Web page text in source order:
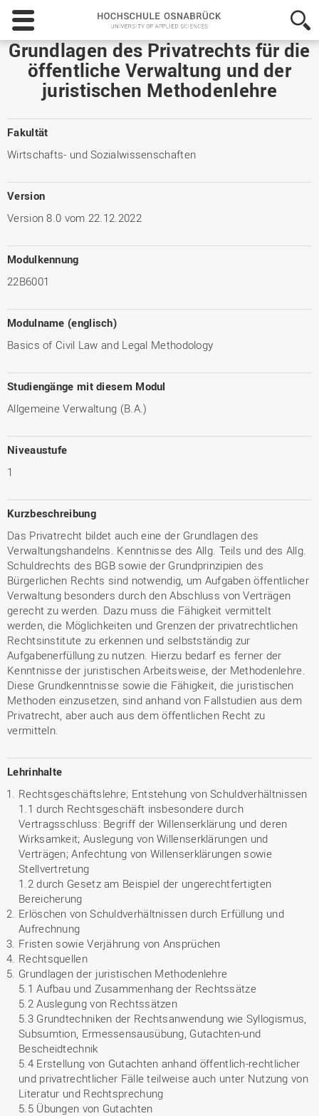
Hochschule
Osnabrück
-
University
of
Applied
Sciences
Grundlagen des Privatrechts für die
öffentliche Verwaltung und der
juristischen Methodenlehre
Fakultät
Wirtschafts- und Sozialwissenschaften
Version
Version 8.0 vom 22.12.2022
Modulkennung
22B6001
Modulname (englisch)
Basics of Civil Law and Legal Methodology
Studiengänge mit diesem Modul
Allgemeine Verwaltung (B.A.)
Niveaustufe
1
Kurzbeschreibung
Das Privatrecht bildet auch eine der Grundlagen des
Verwaltungshandelns. Kenntnisse des Allg. Teils und des Allg.
Schuldrechts des BGB sowie der Grundprinzipien des
Bürgerlichen Rechts sind notwendig, um Aufgaben öffentlicher
Verwaltung besonders durch den Abschluss von Verträgen
gerecht zu werden. Dazu muss die Fähigkeit vermittelt
werden, die Möglichkeiten und Grenzen der privatrechtlichen
Rechtsinstitute zu erkennen und selbstständig zur
Aufgabenerfüllung zu nutzen. Hierzu bedarf es ferner der
Kenntnisse der juristischen Arbeitsweise, der Methodenlehre.
Diese Grundkenntnisse sowie die Fähigkeit, die juristischen
Methoden einzusetzen, sind anhand von Fallstudien aus dem
Privatrecht, aber auch aus dem öffentlichen Recht zu
vermitteln.
Lehrinhalte
Rechtsgeschäftslehre; Entstehung von Schuldverhältnissen
1.1 durch Rechtsgeschäft insbesondere durch
Vertragsschluss: Begriff der Willenserklärung und deren
Wirksamkeit; Auslegung von Willenserklärungen und
Verträgen; Anfechtung von Willenserklärungen sowie
Stellvertretung
1.2 durch Gesetz am Beispiel der ungerechtfertigten
Bereicherung
Erlöschen von Schuldverhältnissen durch Erfüllung und
Aufrechnung
Fristen sowie Verjährung von Ansprüchen
Rechtsquellen
Grundlagen der juristischen Methodenlehre
5.1 Aufbau und Zusammenhang der Rechtssätze
5.2 Auslegung von Rechtssätzen
5.3 Grundtechniken der Rechtsanwendung wie Syllogismus,
Subsumtion, Ermessensausübung, Gutachten-und
Bescheidtechnik
5.4 Erstellung von Gutachten anhand öffentlich-rechtlicher
und privatrechtlicher Fälle teilweise auch unter Nutzung von
Literatur und Rechtsprechung
5.5 Übungen von Gutachten